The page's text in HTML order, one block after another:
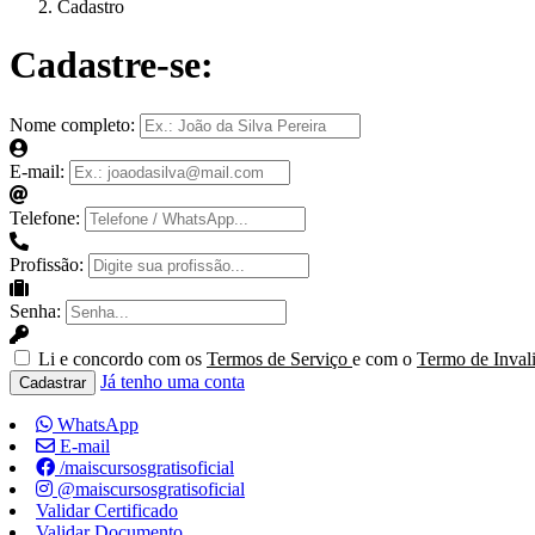
Cadastro
Cadastre-se:
Nome completo:
E-mail:
Telefone:
Profissão:
Senha:
Li e concordo com os Termos de Serviço e com o Termo de
Cadastrar Já tenho uma conta
WhatsApp
E-mail
/maiscursosgratisoficial
@maiscursosgratisoficial
Validar Certificado